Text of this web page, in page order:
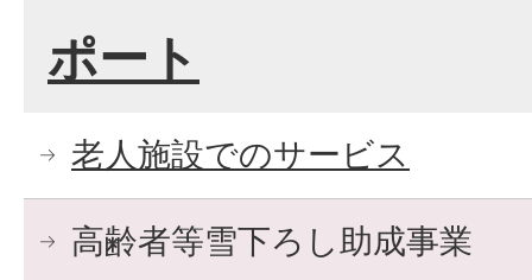
ポート
老人施設でのサービス
高齢者等雪下ろし助成事業